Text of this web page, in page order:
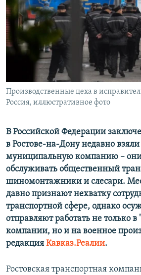
ПРОПАВШИЕ БЕЗ ВЕСТИ
ПОБЕДИТЕЛЕЙ НЕ СУДЯТ?
КРЫМ.НЕПОКОРЕННЫЙ
УКРАИНСКАЯ ПРОБЛЕМА КРЫМА
ПРИСОЕДИНЯЙТЕСЬ!
Все сайты RFE/RL
Производственные цеха в
Россия, иллюстративное фото
В Российской Федерации
в Ростове-на-Дону недавно взяли
муниципальную компанию – они
обслуживать общественный
шиномонтажники и слесари.
давно признают нехватку
транспортной сфере, однако
отправляют работать не только
компании, но и на военное
редакция Кавказ.Реалии.
Ростовская транспортная